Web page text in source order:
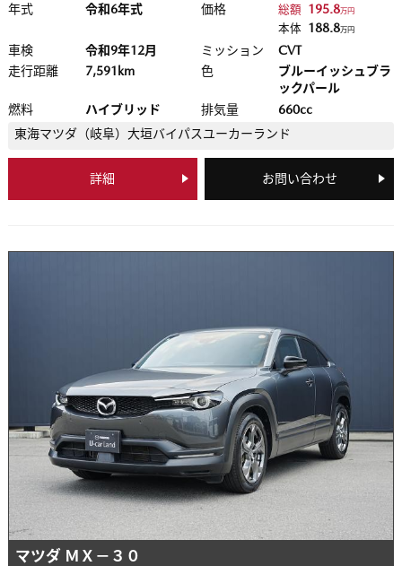
年式 令和6年式 価格 総額 195.8万円
本体 188.8万円
車検 令和9年12月 ミッション
CVT
走行距離
7,591km 色
ブルーイッシュブラ
ックパール
燃料
ハイブリッド 排気量
660cc
東海マツダ（岐阜） 大垣バイパスユーカーランド
詳細 お問い合わせ
マツダ ＭＸ－３０